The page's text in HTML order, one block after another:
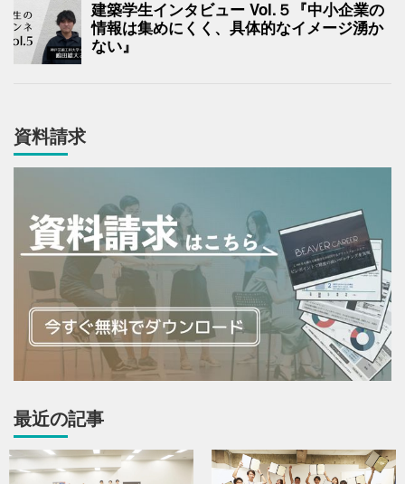
建築学生インタビュー Vol.５『中小企業の
情報は集めにくく、具体的なイメージ湧か
ない』
資料請求
最近の記事